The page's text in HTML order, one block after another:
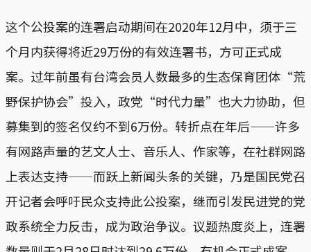
这个公投案的连署启动期间在2020年12月中，须于三
个月内获得将近29万份的有效连署书，方可正式成
案。过年前虽有台湾会员人数最多的生态保育团体“荒
野保护协会”投入，政党“时代力量”也大力协助，但
募集到的签名仅约不到6万份。转折点在年后——许多
有网路声量的艺文人士、音乐人、作家等，在社群网路
上表达支持——而跃上新闻头条的关键，乃是国民党召
开记者会呼吁民众支持此公投案，继而引发民进党的党
政系统全力反击，成为政治争议。议题热度炎上，连署